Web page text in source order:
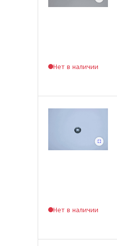
Нет в наличии
Нет в наличии